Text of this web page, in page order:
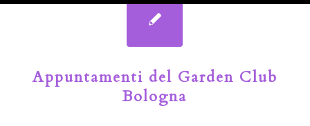
Appuntamenti del Garden Club
Bologna